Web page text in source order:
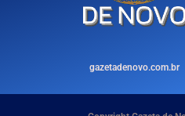
gazetadenovo.com.br